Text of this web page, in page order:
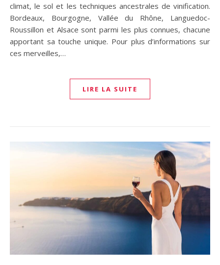
climat, le sol et les techniques ancestrales de vinification.
Bordeaux, Bourgogne, Vallée du Rhône, Languedoc-
Roussillon et Alsace sont parmi les plus connues, chacune
apportant sa touche unique. Pour plus d’informations sur
ces merveilles,…
LIRE LA SUITE